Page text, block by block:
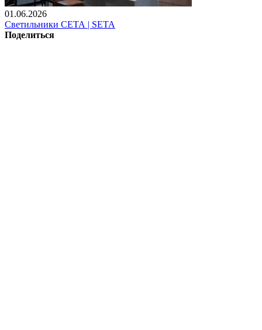
01.06.2026
Светильники СЕТА | SETA
Поделиться